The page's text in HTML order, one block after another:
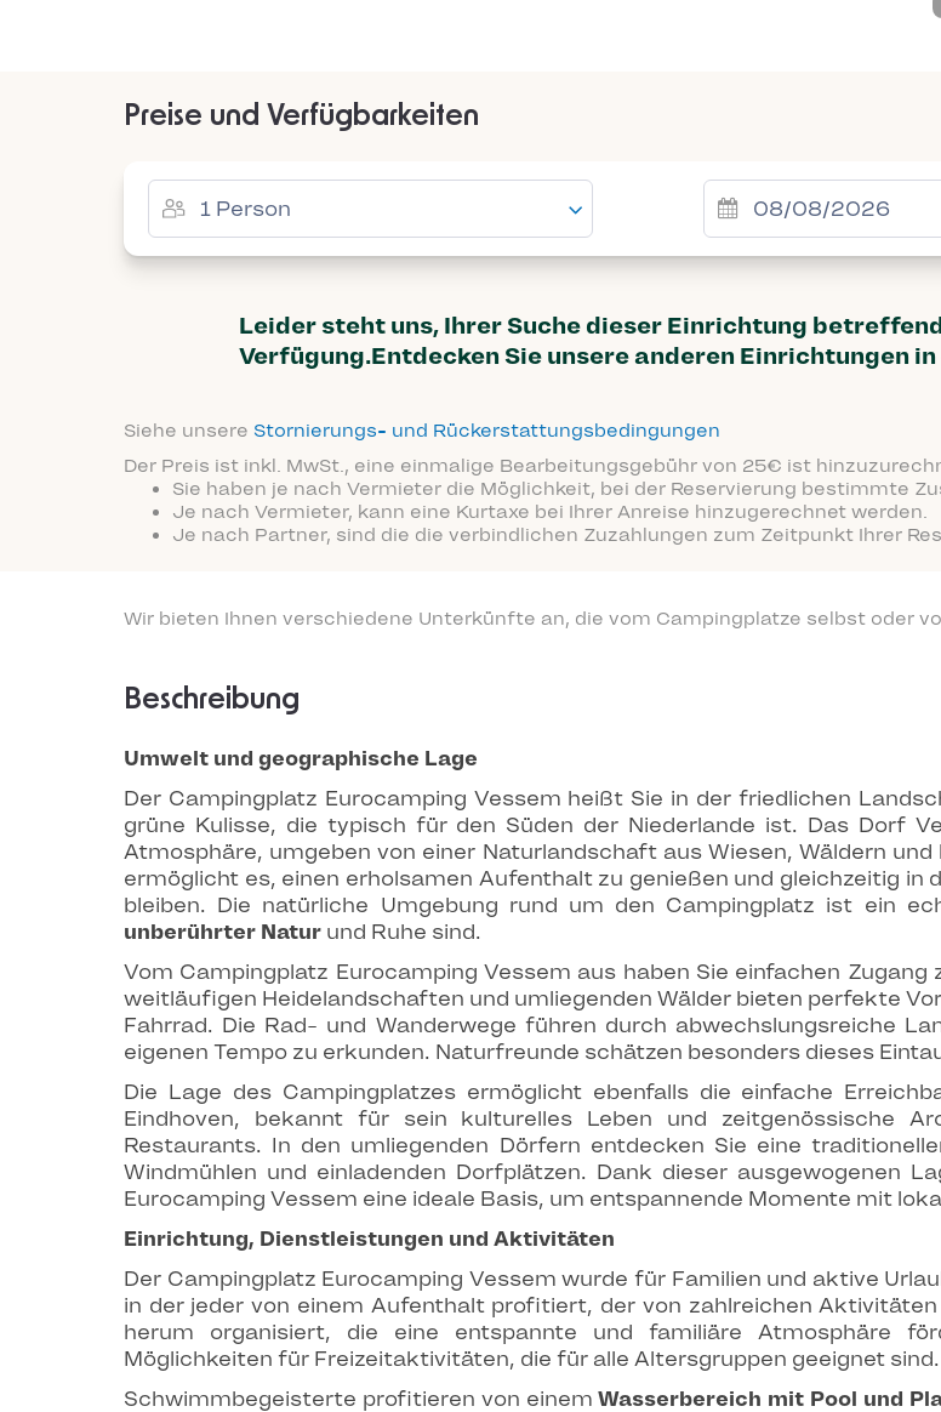
Preise und Verfügbarkeiten
Leider steht uns, Ihrer Suche dieser Einrichtung
Verfügung.Entdecken Sie unsere anderen Einrichtungen in
Siehe unsere Stornierungs- und Rückerstattungsbedingungen
Der Preis ist inkl. MwSt., eine einmalige Bearbeitungsgebühr von 25€ ist
Sie haben je nach Vermieter die Möglichkeit, bei der Reservierung bestimmte
Je nach Vermieter, kann eine Kurtaxe bei Ihrer Anreise hinzugerechnet werden.
Je nach Partner, sind die die verbindlichen Zuzahlungen zum Zeitpunkt Ihrer
Wir bieten Ihnen verschiedene Unterkünfte an, die vom Campingplatze selbst oder
Beschreibung
Umwelt und geographische Lage
Der Campingplatz Eurocamping Vessem heißt Sie in der friedlichen
grüne Kulisse, die typisch für den Süden der Niederlande ist. Das Dorf
Atmosphäre, umgeben von einer Naturlandschaft aus Wiesen, Wäldern
ermöglicht es, einen erholsamen Aufenthalt zu genießen und gleichzeitig in
bleiben. Die natürliche Umgebung rund um den Campingplatz ist ein
unberührter Natur und Ruhe sind.
Vom Campingplatz Eurocamping Vessem aus haben Sie einfachen
weitläufigen Heidelandschaften und umliegenden Wälder bieten perfekte
Fahrrad. Die Rad- und Wanderwege führen durch abwechslungsreiche
eigenen Tempo zu erkunden. Naturfreunde schätzen besonders dieses
Die Lage des Campingplatzes ermöglicht ebenfalls die einfache
Eindhoven, bekannt für sein kulturelles Leben und zeitgenössische
Restaurants. In den umliegenden Dörfern entdecken Sie eine
Windmühlen und einladenden Dorfplätzen. Dank dieser ausgewogenen
Eurocamping Vessem eine ideale Basis, um entspannende Momente mit
Einrichtung, Dienstleistungen und Aktivitäten
Der Campingplatz Eurocamping Vessem wurde für Familien und aktive
in der jeder von einem Aufenthalt profitiert, der von zahlreichen
herum organisiert, die eine entspannte und familiäre Atmosphäre
Möglichkeiten für Freizeitaktivitäten, die für alle Altersgruppen geeignet sind.
Schwimmbegeisterte profitieren von einemWasserbereich mit Pool und